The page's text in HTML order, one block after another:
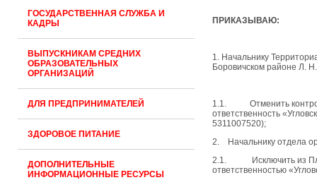
ГОСУДАРСТВЕННАЯ СЛУЖБА И
КАДРЫ
ВЫПУСКНИКАМ СРЕДНИХ
ОБРАЗОВАТЕЛЬНЫХ
ОРГАНИЗАЦИЙ
ДЛЯ ПРЕДПРИНИМАТЕЛЕЙ
ЗДОРОВОЕ ПИТАНИЕ
ДОПОЛНИТЕЛЬНЫЕ
ИНФОРМАЦИОННЫЕ РЕСУРСЫ
ПРИКАЗЫВАЮ:
1. Начальнику
Боровичском районе Л.
1.1. Отменить
ответственность
5311007520);
2. Начальнику отдела
2.1. Исключить из
ответственностью